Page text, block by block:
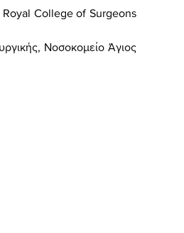
Royal College of Surgeons
Νοσοκομείο Άγιος